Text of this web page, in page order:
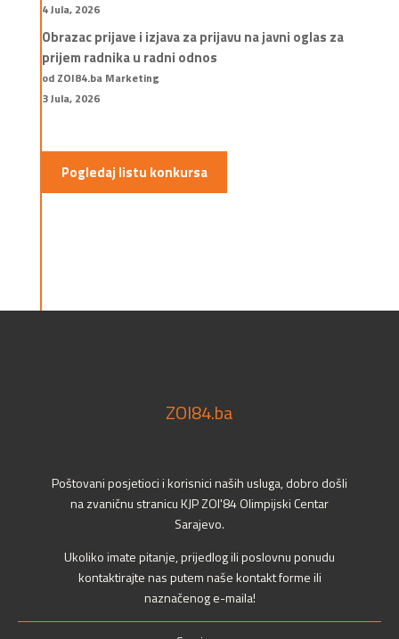
4 Jula, 2026
Obrazac prijave i izjava za prijavu na javni oglas za
prijem radnika u radni odnos
od ZOI84.ba Marketing
3 Jula, 2026
Pogledaj listu konkursa
ZOI84.ba
Poštovani posjetioci i korisnici naših usluga, dobro došli
na zvaničnu stranicu KJP ZOI'84 Olimpijski Centar
Sarajevo.
Ukoliko imate pitanje, prijedlog ili poslovnu ponudu
kontaktirajte nas putem naše kontakt forme ili
naznačenog e-maila!